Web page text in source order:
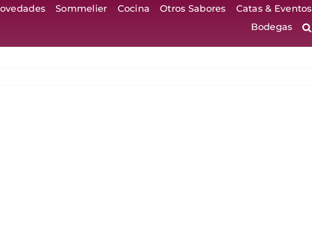
Sommelier Cocina Otros Sabores
Catas & Eventos
Bodegas